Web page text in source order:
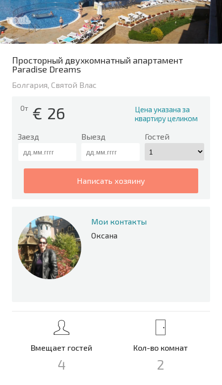
Просторный двухкомнатный апартамент
Paradise Dreams
Болгария, Святой Влас
От € 26
Цена указана за
квартиру целиком
Заезд Выезд Гостей
написать хозяину
Мои контакты
Оксана
Вмещает гостей
4
Кол-во комнат
2